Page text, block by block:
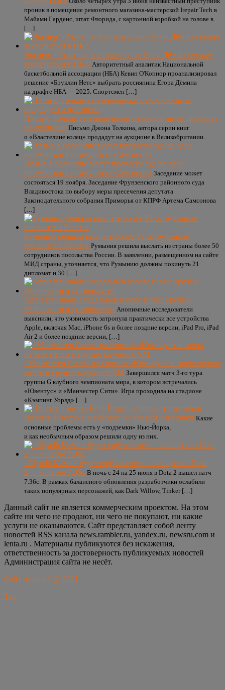
проник в помещение ремонтного магазина-мастерской Irepair Tech в
Майами Гарденс, штат Флорида, с картонной коробкой на голове в
[…]
Эксперт объяснил, в каком случае Егор Дёмин сможет
закрепиться в НБА Авторитетный аналитик Национальной
баскетбольной ассоциации (НБА) Кевин О'Коннор проанализировал
решение «Бруклин Нетс» выбрать россиянина Егора Дёмина
на драфте НБА — 2025. Спортсмен […]
Письмо Толкина из переписки с поклонницей продадут
на аукционе Письмо Джона Толкина, автора серии книг
о «Властелине колец» продадут на аукционе в Великобритании.
Прямо в больнице могут провести суд по делу
приморского коммуниста Самсонова Заседание может
состояться 19 ноября. Заседание Фрунзенского районного суда
Владивостока по выбору меры пресечения депутата
Законодательного собрания Приморья от КПРФ Артема Самсонова
[…]
Румыния решила выслать более 50 сотрудников
посольства России Румыния решила выслать из страны более 50
сотрудников посольства России. В заявлении, размещенном на сайте
МИД страны, уточняется, что Румынию должны покинуть 21
дипломат и 30 […]
Apple призвала владельцев iPhone и Mac срочно
обновиться из уязвимости Анонимные исследователи
выяснили, что уязвимость затронула практически все устройства
Apple, включая Mac, iPhone 6s и более поздние версии, iPad Pro, iPad
Air 2 и более поздние версии, […]
«Манчестер Сити» разгромил «Ювентус» и занял первое
место в группе клубного ЧМ Завершился матч 3-го тура
группы G клубного чемпионата мира, в котором встречались
«Ювентус» и «Манчестер Сити». Игра проходила на стадионе
«Кэмпинг Уорлд» […]
Почему в метро Нью-Йорка не воруют лампочки Какие
основные проблемы есть у «подземки» Нью-Йорка,
и как необычным образом решили одну из них.
«Riyadh Masters будет ещё веселее»: сообщество Dota
2 — о патче 7.36c В ночь с 24 на 25 июня в Dota 2 вышел патч
7.36c. В рамках балансного обновления разработчики ослабили
таких популярных персонажей, как Dark Willow, Tinker […]
Данный сайт не является коммерческим проектом. На этом
сайте ни чего не продают, ни чего не покупают, ни какие
услуги не оказываются. Сайт представляет собой ленту
новостей RSS канала news.rambler.ru, yandex.ru, newsru.com и
lenta.ru . Материалы публикуются без искажения,
ответственность за достоверность публикуемых новостей
Администрация сайта не несёт.
Сайт от bmb3 @ 2021
Top